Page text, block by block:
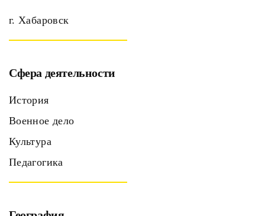
г. Хабаровск
Сфера деятельности
История
Военное дело
Культура
Педагогика